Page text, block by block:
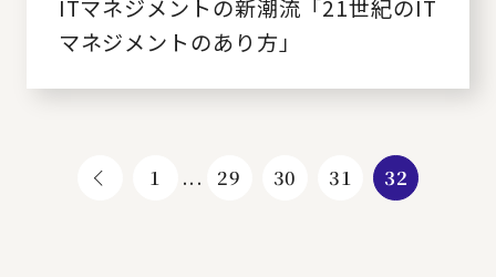
ITマネジメントの新潮流「21世紀のIT
マネジメントのあり方」
1 ... 29 30 31 32